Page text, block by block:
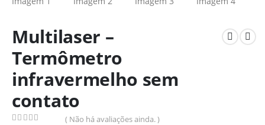
Multilaser –
Termômetro
infravermelho sem
contato
( Não há avaliações ainda. )